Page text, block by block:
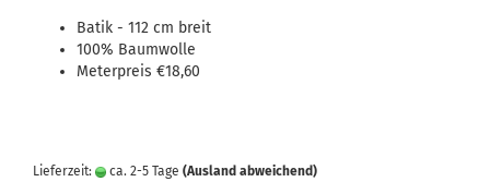
Batik - 112 cm breit
100% Baumwolle
Meterpreis €18,60
Lieferzeit: ca. 2-5 Tage (Ausland abweichend)